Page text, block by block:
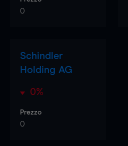
0
Schindler
Holding AG
0%
Prezzo
0